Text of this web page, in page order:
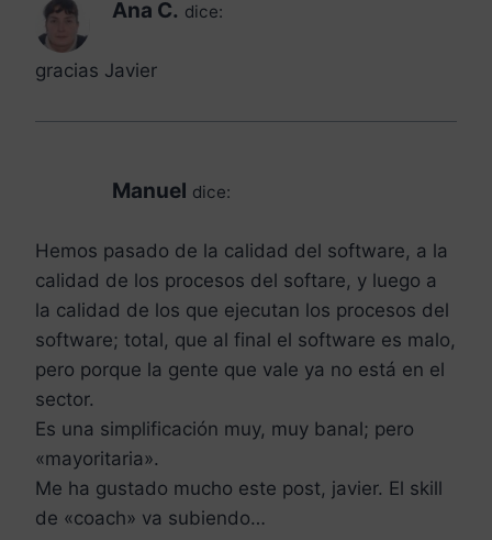
Ana C. dice:
gracias Javier
Manuel dice:
Hemos pasado de la calidad del software, a la
calidad de los procesos del softare, y luego a
la calidad de los que ejecutan los procesos del
software; total, que al final el software es malo,
pero porque la gente que vale ya no está en el
sector.
Es una simplificación muy, muy banal; pero
«mayoritaria».
Me ha gustado mucho este post, javier. El skill
de «coach» va subiendo…